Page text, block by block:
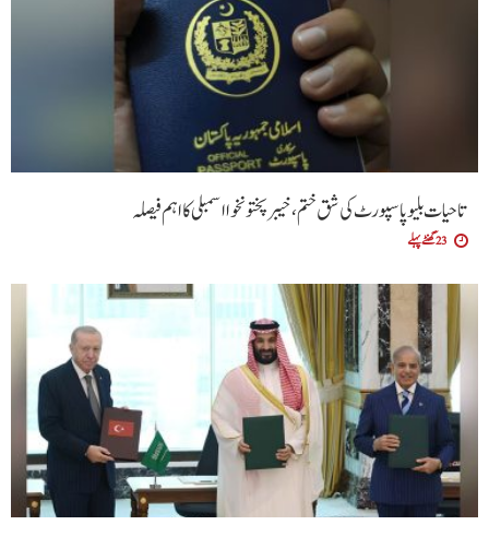
تاحیات بلیو پاسپورٹ کی شق ختم، خیبر پختونخوا اسمبلی کا اہم فیصلہ
23 گھنٹے پہلے